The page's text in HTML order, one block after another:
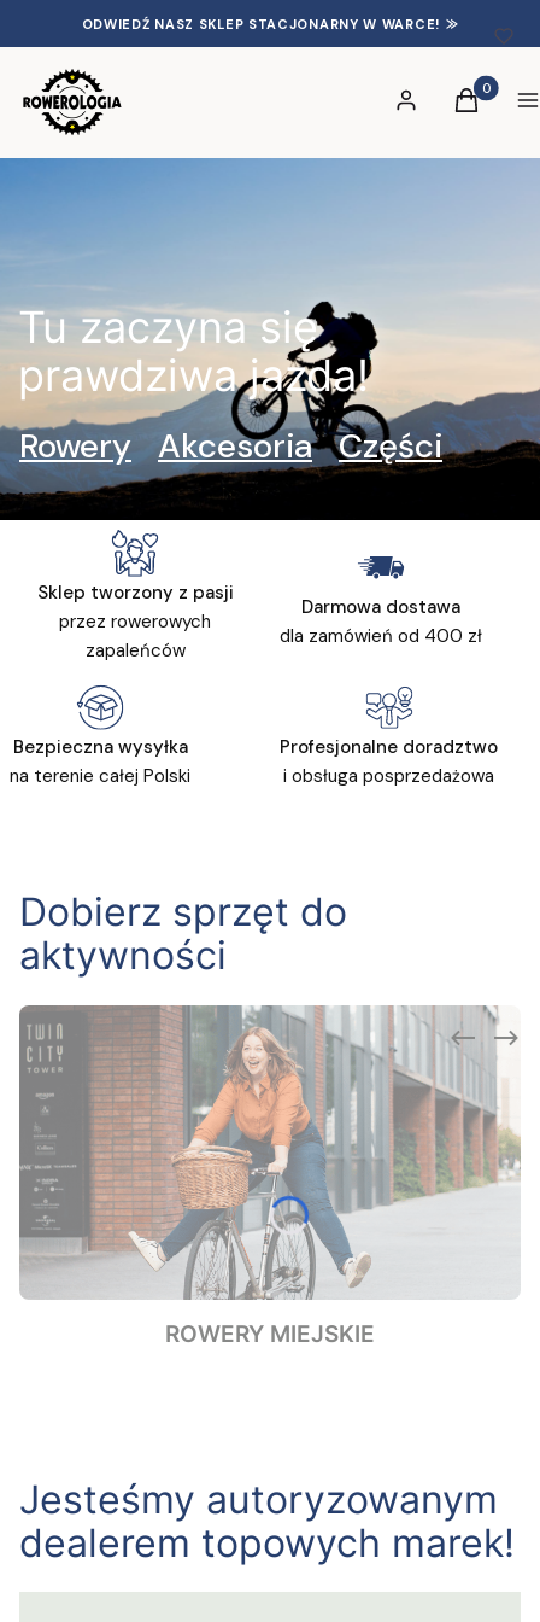
ODWIEDŹ NASZ SKLEP STACJONARNY W WARCE! ⨠
Zaloguj sięProdukty
Koszyk
Tu zaczyna się
prawdziwa jazda!
Rowery Akcesoria Części
Sklep tworzony z pasji
przez rowerowych
zapaleńców
Darmowa dostawa
dla zamówień od 400 zł
Bezpieczna wysyłka
na terenie całej Polski
Profesjonalne doradztwo
i obsługa posprzedażowa
Dobierz sprzęt do
aktywności
ROWERY MIEJSKIE
Jesteśmy autoryzowanym
dealerem topowych marek!